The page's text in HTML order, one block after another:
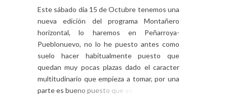
Este sábado día 15 de Octubre tenemos una
nueva edición del programa Montañero
horizontal, lo haremos en Peñarroya-
Pueblonuevo, no lo he puesto antes como
suelo hacer habitualmente puesto que
quedan muy pocas plazas dado el caracter
multitudinario que empieza a tomar, por una
parte es bueno puesto que se difunde